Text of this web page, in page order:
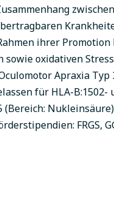
ihrer
sowie oxidativen
Apraxia
für HLA-B:1502-
(Bereich:
FRGS,